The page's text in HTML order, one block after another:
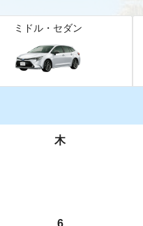
ミドル・セダン
木
6